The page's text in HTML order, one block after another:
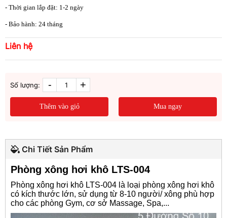
- Thời gian lắp đặt: 1-2 ngày
- Bảo hành: 24 tháng
Liên hệ
Số lượng: - +
Thêm vào giỏ Mua ngay
Chi Tiết Sản Phẩm
Phòng xông hơi khô LTS-004
Phòng xông hơi khô LTS-004 là loại phòng xông hơi khô
có kích thước lớn, sử dụng từ 8-10 người/ xông phù hợp
cho các phòng Gym, cơ sở Massage, Spa,...